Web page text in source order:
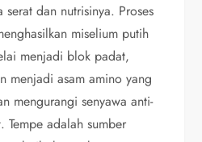
serat dan nutrisinya. Proses
miselium putih
menjadi blok padat,
menjadi asam amino yang
mengurangi senyawa anti-
Tempe adalah sumber